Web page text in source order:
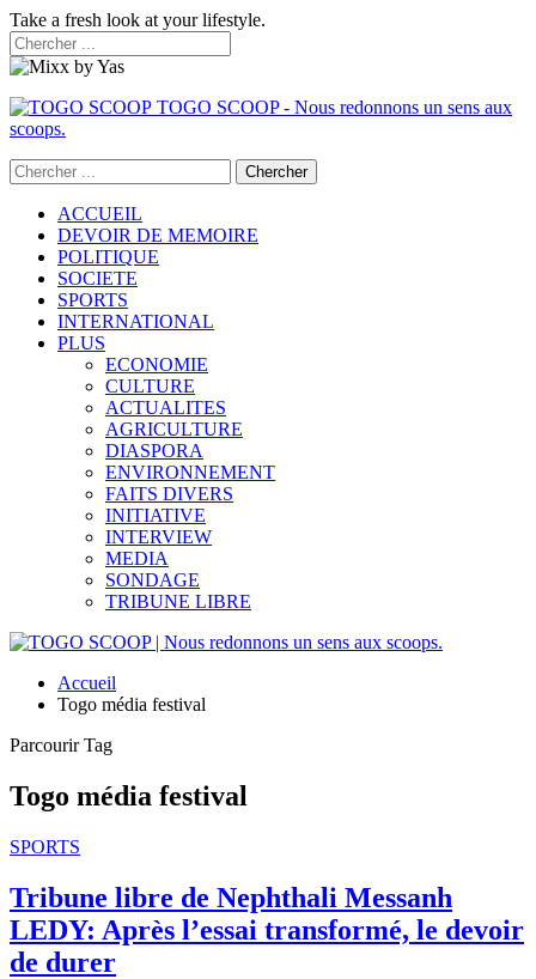
Take a fresh look at your lifestyle.
TOGO SCOOP - Nous redonnons un sens aux
scoops.
ACCUEIL
DEVOIR DE MEMOIRE
POLITIQUE
SOCIETE
SPORTS
INTERNATIONAL
PLUS
ECONOMIE
CULTURE
ACTUALITES
AGRICULTURE
DIASPORA
ENVIRONNEMENT
FAITS DIVERS
INITIATIVE
INTERVIEW
MEDIA
SONDAGE
TRIBUNE LIBRE
Accueil
Togo média festival
Parcourir Tag
Togo média festival
SPORTS
Tribune libre de Nephthali Messanh
LEDY: Après l’essai transformé, le devoir
de durer